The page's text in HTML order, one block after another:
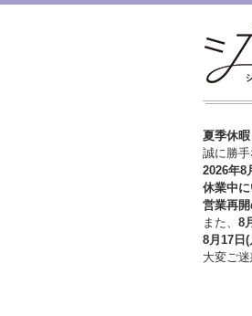
夏季休
誠に勝
2026年8
休業中
営業再
また、 8
8月17日
大変ご迷